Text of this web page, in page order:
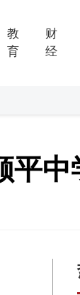
教
育
财
经
中